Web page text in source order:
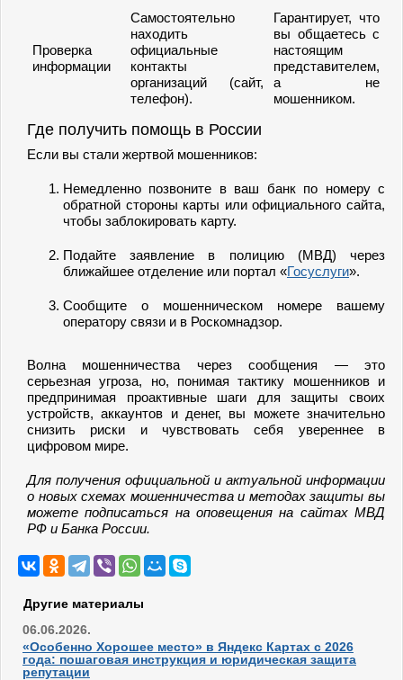
Проверка
информации
Самостоятельно
находить
официальные
контакты
организаций (сайт,
телефон).
Гарантирует, что
вы общаетесь с
настоящим
представителем,
а не
мошенником.
Где получить помощь в России
Если вы стали жертвой мошенников:
Немедленно позвоните в ваш банк по номеру с
обратной стороны карты или официального сайта,
чтобы заблокировать карту.
Подайте заявление в полицию (МВД) через
ближайшее отделение или портал «Госуслуги».
Сообщите о мошенническом номере вашему
оператору связи и в Роскомнадзор.
Волна мошенничества через сообщения — это
серьезная угроза, но, понимая тактику мошенников и
предпринимая проактивные шаги для защиты своих
устройств, аккаунтов и денег, вы можете значительно
снизить риски и чувствовать себя увереннее в
цифровом мире.
Для получения официальной и актуальной информации
о новых схемах мошенничества и методах защиты вы
можете подписаться на оповещения на сайтах МВД
РФ и Банка России.
Другие материалы
06.06.2026.
«Особенно Хорошее место» в Яндекс Картах с 2026
года: пошаговая инструкция и юридическая защита
репутации